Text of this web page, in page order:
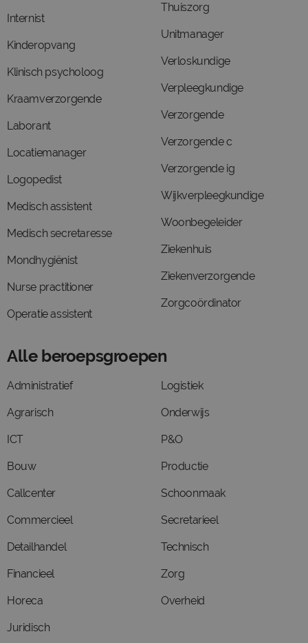
Internist
Kinderopvang
Klinisch psycholoog
Kraamverzorgende
Laborant
Locatiemanager
Logopedist
Medisch assistent
Medisch secretaresse
Mondhygiënist
Nurse practitioner
Operatie assistent
Thuiszorg
Unitmanager
Verloskundige
Verpleegkundige
Verzorgende
Verzorgende c
Verzorgende ig
Wijkverpleegkundige
Woonbegeleider
Ziekenhuis
Ziekenverzorgende
Zorgcoördinator
Alle beroepsgroepen
Administratief
Agrarisch
ICT
Bouw
Callcenter
Commercieel
Detailhandel
Financieel
Horeca
Juridisch
Logistiek
Onderwijs
P&O
Productie
Schoonmaak
Secretarieel
Technisch
Zorg
Overheid